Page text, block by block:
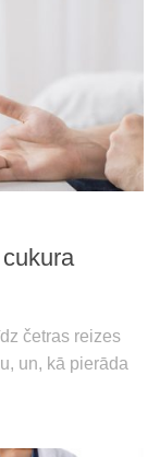
četras reizes
un, kā pierāda